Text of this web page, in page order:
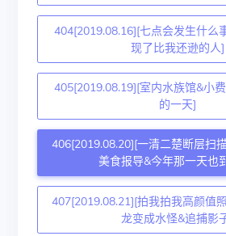
404[2019.08.16][七点会发生什么
现了比我还逊的人]
405[2019.08.19][室内水族馆&小
的一天]
406[2019.08.20][一清二楚断层扫
美食报导&今年那一天也
407[2019.08.21][拍我拍我高颜值
龙变成水怪&追捕影